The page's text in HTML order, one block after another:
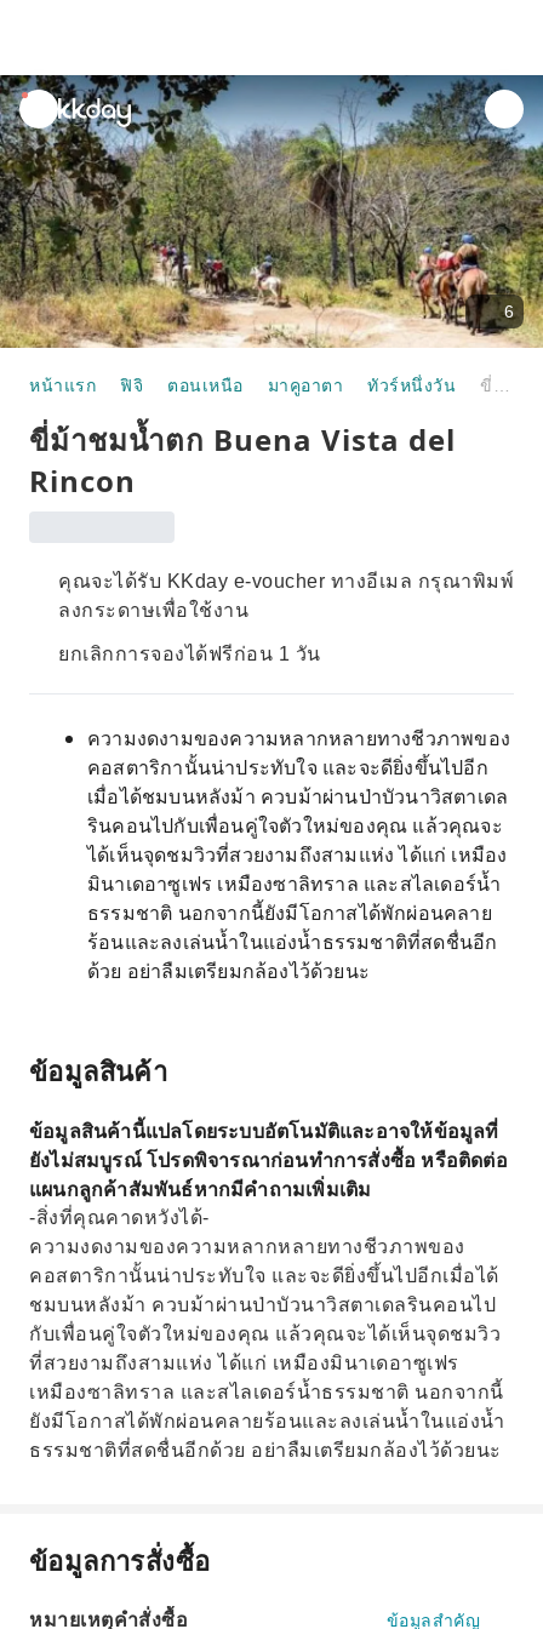
unread
notifications
6
หน้าแรก ฟิจิ ตอนเหนือ มาคูอาตา ทัวร์หนึ่งวัน
ขี่ม้าชมน้ำตก Buena Vista del
Rincon
คุณจะได้รับ KKday e-voucher ทางอีเมล กรุณาพิมพ์
ลงกระดาษเพื่อใช้งาน
ยกเลิกการจองได้ฟรีก่อน 1 วัน
ความงดงามของความหลากหลายทางชีวภาพของ
คอสตาริกานั้นน่าประทับใจ และจะดียิ่งขึ้นไปอีก
เมื่อได้ชมบนหลังม้า ควบม้าผ่านป่าบัวนาวิสตาเดล
รินคอนไปกับเพื่อนคู่ใจตัวใหม่ของคุณ แล้วคุณจะ
ได้เห็นจุดชมวิวที่สวยงามถึงสามแห่ง ได้แก่ เหมือง
มินาเดอาซูเฟร เหมืองซาลิทราล และสไลเดอร์น้ำ
ธรรมชาติ นอกจากนี้ยังมีโอกาสได้พักผ่อนคลาย
ร้อนและลงเล่นน้ำในแอ่งน้ำธรรมชาติที่สดชื่นอีก
ด้วย อย่าลืมเตรียมกล้องไว้ด้วยนะ
ข้อมูลสินค้า
ข้อมูลสินค้านี้แปลโดยระบบอัตโนมัติและอาจให้ข้อมูลที่
ยังไม่สมบูรณ์ โปรดพิจารณาก่อนทำการสั่งซื้อ หรือติดต่อ
แผนกลูกค้าสัมพันธ์หากมีคำถามเพิ่มเติม
-สิ่งที่คุณคาดหวังได้-
ความงดงามของความหลากหลายทางชีวภาพของ
คอสตาริกานั้นน่าประทับใจ และจะดียิ่งขึ้นไปอีกเมื่อได้
ชมบนหลังม้า ควบม้าผ่านป่าบัวนาวิสตาเดลรินคอนไป
กับเพื่อนคู่ใจตัวใหม่ของคุณ แล้วคุณจะได้เห็นจุดชมวิว
ที่สวยงามถึงสามแห่ง ได้แก่ เหมืองมินาเดอาซูเฟร
เหมืองซาลิทราล และสไลเดอร์น้ำธรรมชาติ นอกจากนี้
ยังมีโอกาสได้พักผ่อนคลายร้อนและลงเล่นน้ำในแอ่งน้ำ
ธรรมชาติที่สดชื่นอีกด้วย อย่าลืมเตรียมกล้องไว้ด้วยนะ
ข้อมูลการสั่งซื้อ
หมายเหตุคำสั่งซื้อ ข้อมูลสำคัญ